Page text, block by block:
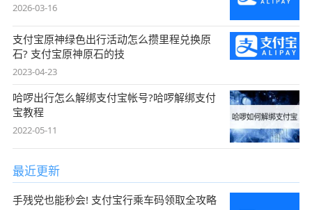
2026-03-16
支付宝原神绿色出行活动怎么攒里程兑换原
石? 支付宝原神原石的技
2023-04-23
哈啰出行怎么解绑支付宝帐号?哈啰解绑支付
宝教程
2022-05-11
最近更新
手残党也能秒会! 支付宝行乘车码领取全攻略